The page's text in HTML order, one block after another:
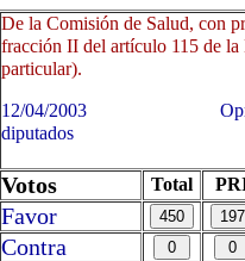
De la Comisión de Salud, con
fracción II del artículo 115 de
particular).
12/04/2003 Oprima
diputados
Votos Total
Favor
Contra